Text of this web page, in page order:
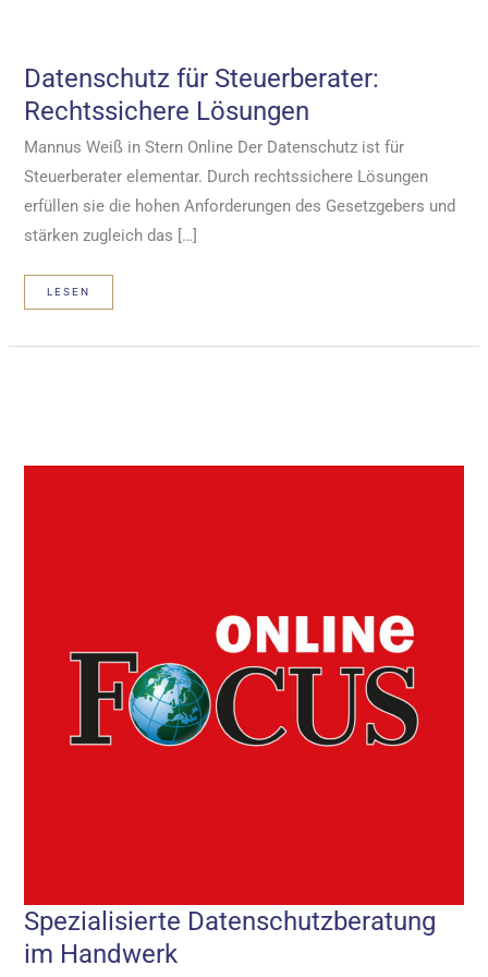
Datenschutz für Steuerberater:
Rechtssichere Lösungen
Mannus Weiß in Stern Online Der Datenschutz ist für
Steuerberater elementar. Durch rechtssichere Lösungen
erfüllen sie die hohen Anforderungen des Gesetzgebers und
stärken zugleich das […]
DATENSCHUTZ
STEUERBERATER:
LESEN
Spezialisierte Datenschutzberatung
im Handwerk